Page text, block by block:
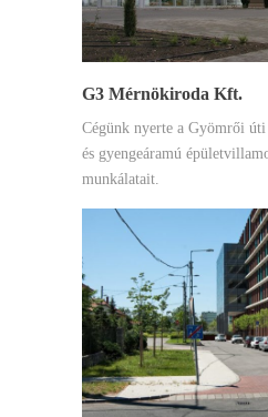
G3 Mérnökiroda Kft.
Cégünk nyerte a Gyömrői
és gyengeáramú
munkálatait.